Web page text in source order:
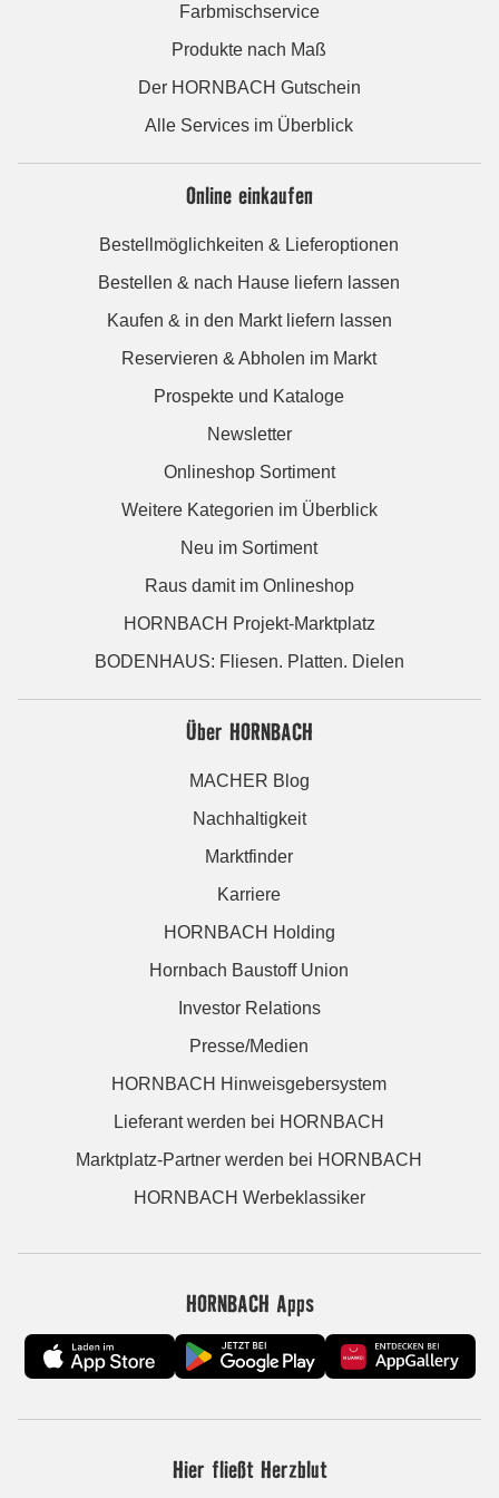
Farbmischservice
Produkte nach Maß
Der HORNBACH Gutschein
Alle Services im Überblick
Online einkaufen
Bestellmöglichkeiten & Lieferoptionen
Bestellen & nach Hause liefern lassen
Kaufen & in den Markt liefern lassen
Reservieren & Abholen im Markt
Prospekte und Kataloge
Newsletter
Onlineshop Sortiment
Weitere Kategorien im Überblick
Neu im Sortiment
Raus damit im Onlineshop
HORNBACH Projekt-Marktplatz
BODENHAUS: Fliesen. Platten. Dielen
Über HORNBACH
MACHER Blog
Nachhaltigkeit
Marktfinder
Karriere
HORNBACH Holding
Hornbach Baustoff Union
Investor Relations
Presse/Medien
HORNBACH Hinweisgebersystem
Lieferant werden bei HORNBACH
Marktplatz-Partner werden bei HORNBACH
HORNBACH Werbeklassiker
HORNBACH Apps
Hier fließt Herzblut